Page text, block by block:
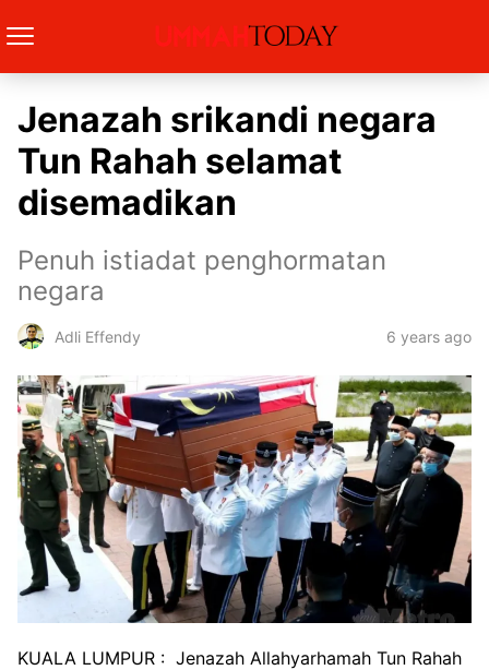
Jenazah srikandi negara
Tun Rahah selamat
disemadikan
Penuh istiadat penghormatan
negara
Adli Effendy 6 years ago
KUALA LUMPUR : Jenazah Allahyarhamah Tun Rahah